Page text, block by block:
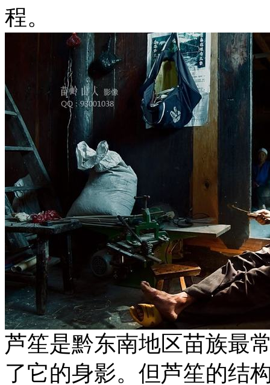
程。
芦笙是黔东南地区苗族最
了它的身影。但芦笙的结